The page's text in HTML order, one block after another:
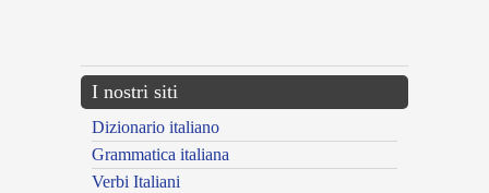
I nostri siti
Dizionario italiano
Grammatica italiana
Verbi Italiani